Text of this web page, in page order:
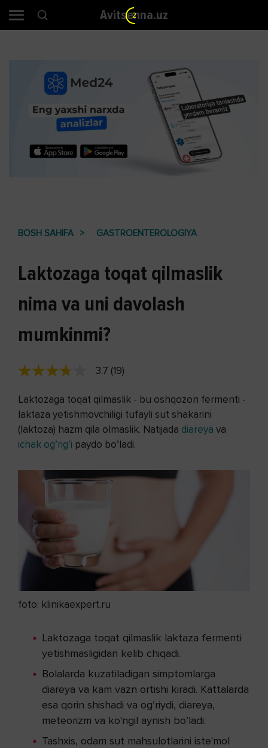
Avitsenna.uz
BOSH SAHIFA GASTROENTEROLOGIYA
Laktozaga toqat qilmaslik
nima va uni davolash
mumkinmi?
3.7 (19)
Laktozaga toqat qilmaslik - bu oshqozon fermenti -
laktaza yetishmovchiligi tufayli sut shakarini
(laktoza) hazm qila olmaslik. Natijada diareya va
ichak og’rig’i paydo bo’ladi.
foto: klinikaexpert.ru
Laktozaga toqat qilmaslik laktaza fermenti
yetishmasligidan kelib chiqadi.
Bolalarda kuzatiladigan simptomlarga
diareya va kam vazn ortishi kiradi. Kattalarda
esa qorin shishadi va og’riydi, diareya,
meteorizm va ko'ngil aynish bo’ladi.
Tashxis, odam sut mahsulotlarini iste'mol
1